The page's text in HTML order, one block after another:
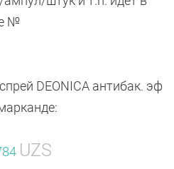
№
DEONICA антибак. эф
UZS